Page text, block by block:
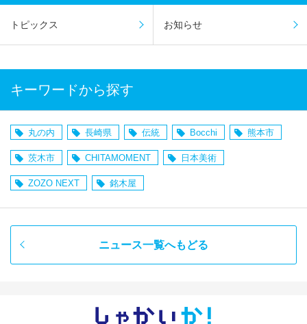
トピックス お知らせ
キーワードから探す
丸の内 長崎県 伝統 Bocchi 熊本市
茨木市 CHITAMOMENT 日本美術
ZOZO NEXT 銘木屋
ニュース一覧へもどる
しゃかい か！